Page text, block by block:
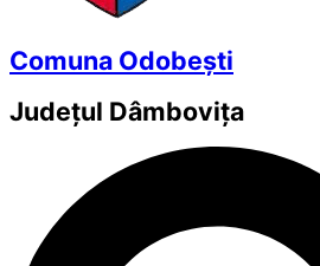
Comuna Odobești
Județul Dâmbovița